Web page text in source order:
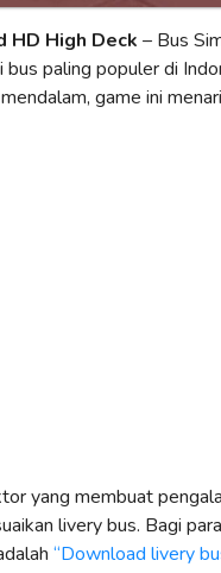
HD High Deck – Bus
bus paling populer di
game ini
yang membuat
livery bus. Bagi
“Download livery